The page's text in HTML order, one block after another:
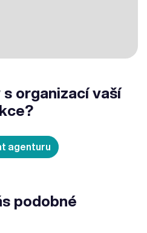
organizací vaší
agenturu
podobné